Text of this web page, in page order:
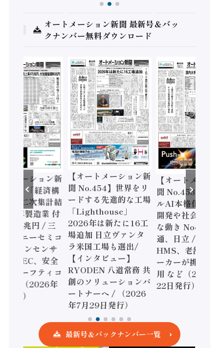
オートメーション新聞 最新号＆バッ
クナンバー無料ダウンロード
トメーション新
】「経済構
調査二次集計結
年製造業 付
額86兆円 / 三
とソニーセミコ
ジョンセンサ
/ IDEC、安全
すセーフティコ
ーラ（2026年
発行）
【オートメーション新
聞 No.454】世界をリ
ードする先進的な工場
「Lighthouse」
2026年は新たに16工
場追加 日立ヴァンタ
ラ米国工場も選出/
【インタビュー】
RYODEN 八道常務 共
創のソリューションパ
ートナーへ / （2026
年7月29日発行）
【オートメーシ
聞 No.453】フ
ルAI本格化へ
開発や社会実装
な動き Noetra
通、日立 / 兵神
HMS、老舗ポ
ーカーが挑むデ
用 など（2026
22日発行）
最新号＆バックナンバー一覧